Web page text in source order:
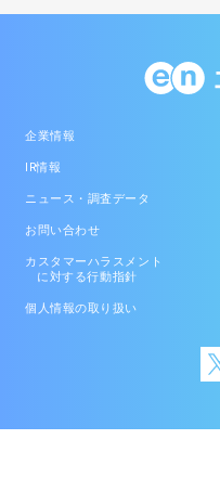
企業情報
IR情報
ニュース・調査データ
お問い合わせ
カスタマーハラスメント
に対する行動指針
個人情報の取り扱い